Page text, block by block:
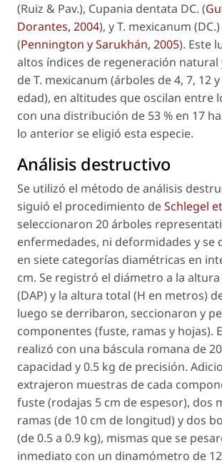
(Ruiz & Pav.), Cupania dentata DC. (
Dorantes, 2004), yT. mexicanum
(Pennington y Sarukhán, 2005). Este
altos índices de regeneración
deT. mexicanum (árboles de 4, 7, 12
edad), en altitudes que oscilan entre
con una distribución de 53 % en 17
lo anterior se eligió esta especie.
Análisis destructivo
Se utilizó el método de análisis
siguió el procedimiento deSchlegel
seleccionaron 20 árboles
enfermedades, ni deformidades y se
en siete categorías diamétricas en
cm. Se registró el diámetro a la
(DAP) y la altura total (H en metros)
luego se derribaron, seccionaron y
componentes (fuste, ramas y hojas).
realizó con una báscula romana de
capacidad y 0.5 kg de precisión.
extrajeron muestras de cada
fuste (rodajas 5 cm de espesor), dos
ramas (de 10 cm de longitud) y dos
(de 0.5 a 0.9 kg), mismas que se
inmediato con un dinamómetro de